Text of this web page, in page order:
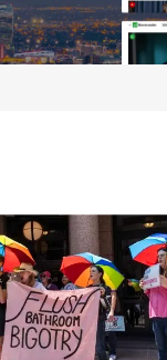
Your E-mail*